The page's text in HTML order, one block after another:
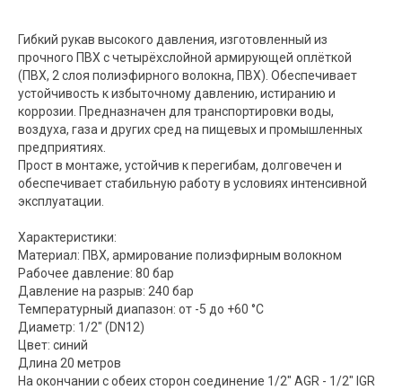
Гибкий рукав высокого давления, изготовленный из
прочного ПВХ с четырёхслойной армирующей оплёткой
(ПВХ, 2 слоя полиэфирного волокна, ПВХ). Обеспечивает
устойчивость к избыточному давлению, истиранию и
коррозии. Предназначен для транспортировки воды,
воздуха, газа и других сред на пищевых и промышленных
предприятиях.
Прост в монтаже, устойчив к перегибам, долговечен и
обеспечивает стабильную работу в условиях интенсивной
эксплуатации.
Характеристики:
Материал: ПВХ, армирование полиэфирным волокном
Рабочее давление: 80 бар
Давление на разрыв: 240 бар
Температурный диапазон: от -5 до +60 °C
Диаметр: 1/2" (DN12)
Цвет: синий
Длина 20 метров
На окончании с обеих сторон соединение 1/2" AGR - 1/2" IGR